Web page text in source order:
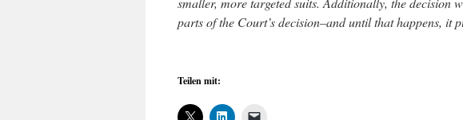
parts of the Court’s decision–and until that happens, it
Teilen mit: